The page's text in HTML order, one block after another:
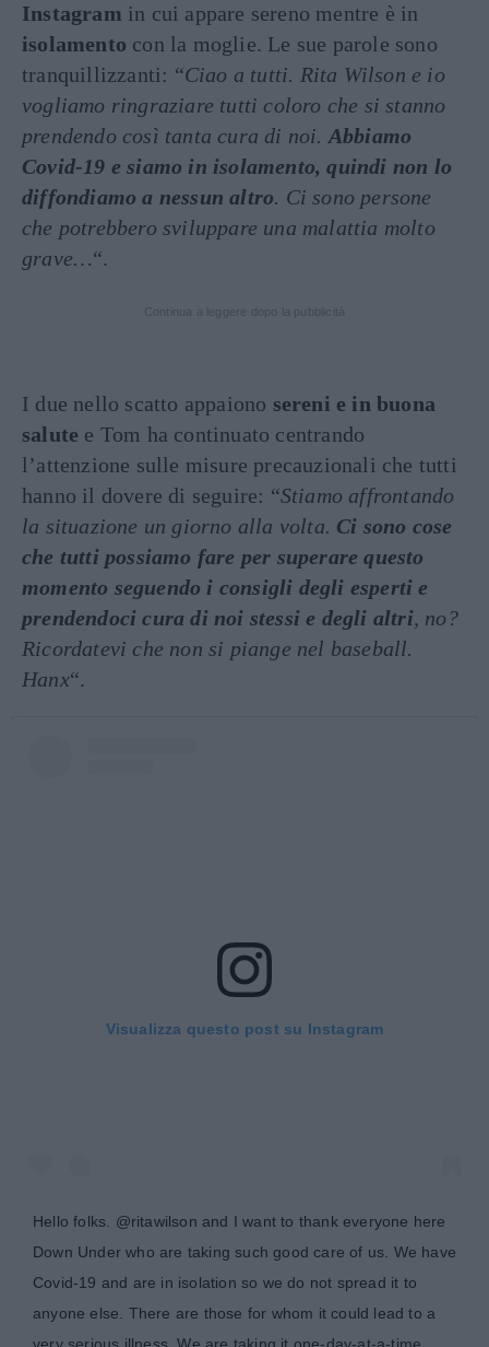
Instagram in cui appare sereno mentre è in
isolamento con la moglie. Le sue parole sono
tranquillizzanti: “Ciao a tutti. Rita Wilson e io
vogliamo ringraziare tutti coloro che si stanno
prendendo così tanta cura di noi. Abbiamo
Covid-19 e siamo in isolamento, quindi non lo
diffondiamo a nessun altro. Ci sono persone
che potrebbero sviluppare una malattia molto
grave…“.
I due nello scatto appaiono sereni e in buona
salute e Tom ha continuato centrando
l’attenzione sulle misure precauzionali che tutti
hanno il dovere di seguire: “Stiamo affrontando
la situazione un giorno alla volta. Ci sono cose
che tutti possiamo fare per superare questo
momento seguendo i consigli degli esperti e
prendendoci cura di noi stessi e degli altri, no?
Ricordatevi che non si piange nel baseball.
Hanx“.
Visualizza questo post su Instagram
Hello folks. @ritawilson and I want to thank everyone here
Down Under who are taking such good care of us. We have
Covid-19 and are in isolation so we do not spread it to
anyone else. There are those for whom it could lead to a